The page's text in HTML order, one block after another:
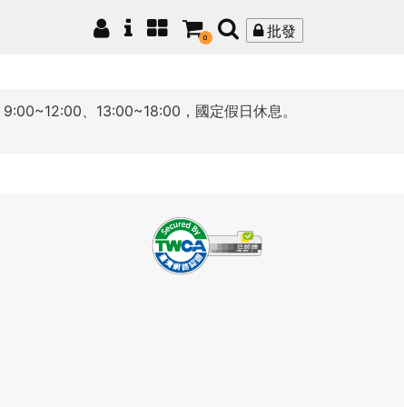
0 批發
、13:00~18:00，國定假日休息。